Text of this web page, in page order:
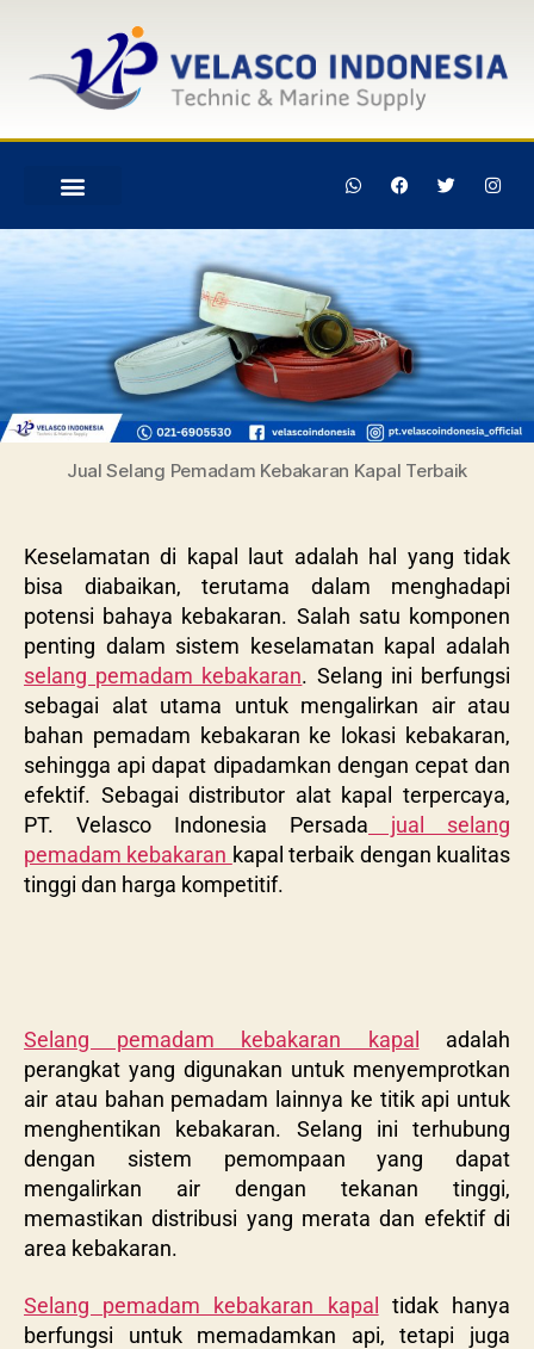
Jual Selang Pemadam Kebakaran Kapal Terbaik
Keselamatan di kapal laut adalah hal yang tidak
bisa diabaikan, terutama dalam menghadapi
potensi bahaya kebakaran. Salah satu komponen
penting dalam sistem keselamatan kapal adalah
selang pemadam kebakaran. Selang ini berfungsi
sebagai alat utama untuk mengalirkan air atau
bahan pemadam kebakaran ke lokasi kebakaran,
sehingga api dapat dipadamkan dengan cepat dan
efektif. Sebagai distributor alat kapal terpercaya,
PT. Velasco Indonesia Persada jual selang
pemadam kebakaran kapal terbaik dengan kualitas
tinggi dan harga kompetitif.
Selang pemadam kebakaran kapal
adalah
perangkat yang digunakan untuk menyemprotkan
air atau bahan pemadam lainnya ke titik api untuk
menghentikan kebakaran. Selang ini terhubung
dengan sistem pemompaan yang dapat
mengalirkan air dengan tekanan tinggi,
memastikan distribusi yang merata dan efektif di
area kebakaran.
Selang pemadam kebakaran kapal tidak hanya
berfungsi untuk memadamkan api, tetapi juga